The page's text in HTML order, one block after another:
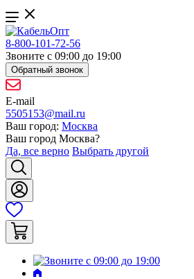
8-800-101-72-56
Звоните с 09:00 до 19:00
Обратный звонок
E-mail
5505153@mail.ru
Ваш город: Москва
Ваш город Москва?
Да, все верно Выбрать другой